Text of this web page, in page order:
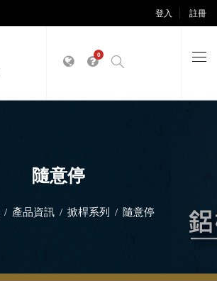
登入 註冊
0
隨意停
產品資訊 掀桿系列 隨意停